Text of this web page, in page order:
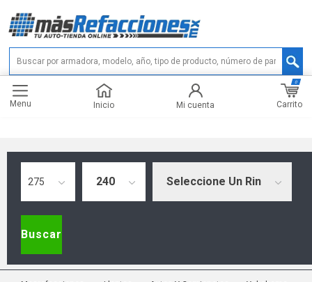
Menu Inicio Mi cuenta Carrito
0
275 240 Seleccione Un Rin
Buscar